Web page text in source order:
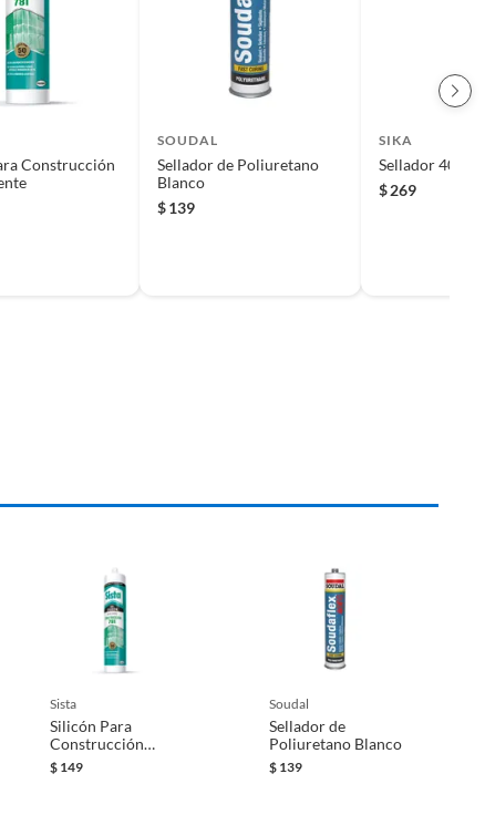
Construcción
SOUDAL
Sellador de Poliuretano
Blanco
$139
SIKA
Sellador 408 g
$269
sista
Silicón Para
Construcción
Transparente
$ 149
soudal
Sellador de
Poliuretano Blanco
$ 139